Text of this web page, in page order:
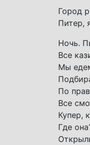
Город
Питер,
Ночь.
Все
Мы
По
Все
Купер,
Где